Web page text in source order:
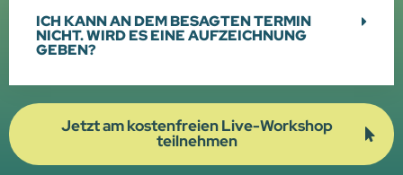
ICH KANN AN DEM BESAGTEN TERMIN
NICHT. WIRD ES EINE AUFZEICHNUNG
GEBEN?
Jetzt am kostenfreien Live-Workshop
teilnehmen